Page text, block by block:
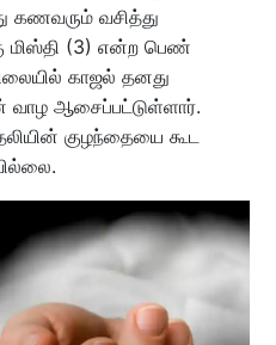
கணவரும் வசித்து
மிஸ்தி (3) என்ற பெண்
காஜல் தனது
வாழ ஆசைப்பட்டுள்ளார்.
குழந்தையை கூட